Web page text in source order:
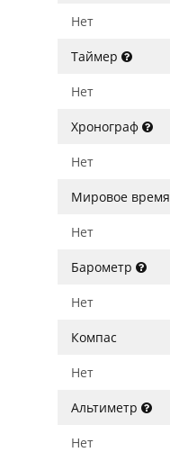
Нет
Таймер
Нет
Хронограф
Нет
Мировое время
Нет
Барометр
Нет
Компас
Нет
Альтиметр
Нет